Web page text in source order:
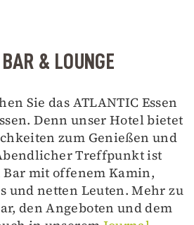
& LOUNGE
Sie das ATLANTIC Essen
Denn unser Hotel bietet
zum Genießen und
Treffpunkt ist
Bar mit offenem Kamin,
und netten Leuten. Mehr zu
den Angeboten und dem